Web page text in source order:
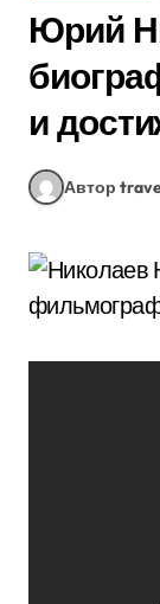
Юрий
и
Автор